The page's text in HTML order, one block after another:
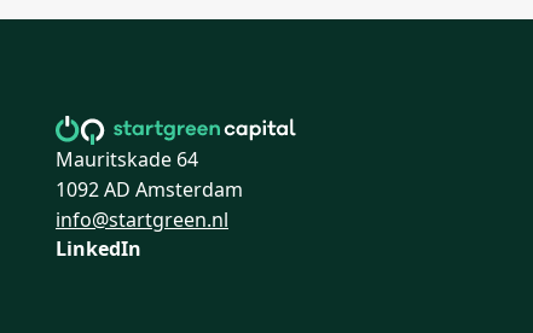
Mauritskade 64
1092 AD Amsterdam
info@startgreen.nl
LinkedIn